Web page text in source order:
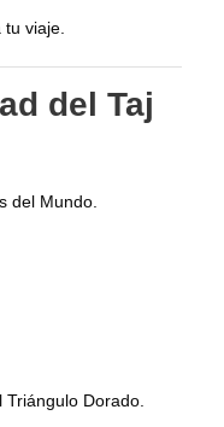
tu viaje.
del Taj
del Mundo.
Triángulo Dorado.